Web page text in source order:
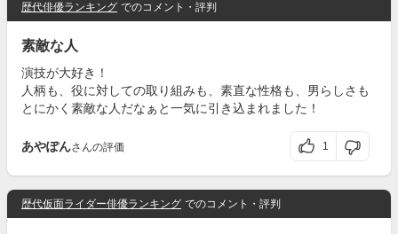
歴代俳優ランキング でのコメント・評判
素敵な人
演技が大好き！
人柄も、役に対しての取り組みも、素直な性格も、男らしさも
とにかく素敵な人だなぁと一気に引き込まれました！
あやぽんさんの評価 1
歴代仮面ライダー俳優ランキング でのコメント・評判